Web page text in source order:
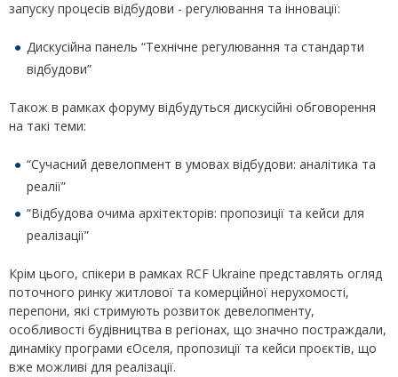
запуску процесів відбудови - регулювання та інновації:
Дискусійна панель “Технічне регулювання та стандарти
відбудови”
Також в рамках форуму відбудуться дискусійні обговорення
на такі теми:
“Сучасний девелопмент в умовах відбудови: аналітика та
реалії”
“Відбудова очима архітекторів: пропозиції та кейси для
реалізації”
Крім цього, спікери в рамках RCF Ukraine представлять огляд
поточного ринку житлової та комерційної нерухомості,
перепони, які стримують розвиток девелопменту,
особливості будівництва в регіонах, що значно постраждали,
динаміку програми єОселя, пропозиції та кейси проєктів, що
вже можливі для реалізації.